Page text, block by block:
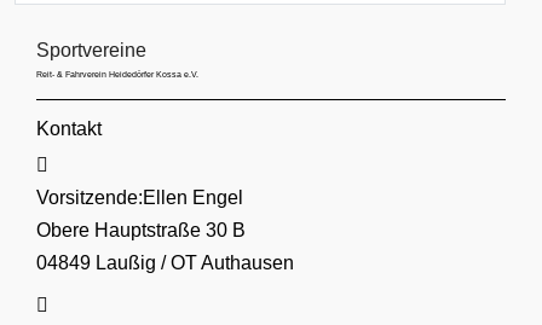
Sportvereine
Reit- & Fahrverein Heidedörfer Kossa e.V.
Kontakt
Vorsitzende:Ellen Engel
Obere Hauptstraße 30 B
04849 Laußig / OT Authausen